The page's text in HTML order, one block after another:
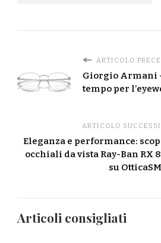
ARTICOLO
Giorgio Armani
tempo per
ARTICOLO
Eleganza e performance:
occhiali da vista Ray-Ban RX
su
Articoli consigliati